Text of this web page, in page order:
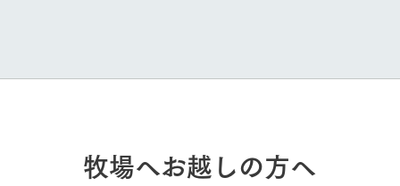
牧場へお越しの方へ